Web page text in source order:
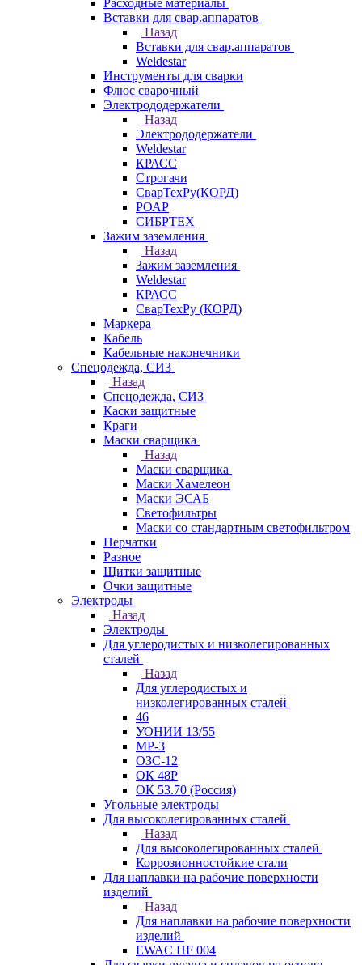
Расходные материалы
Вставки для свар.аппаратов
Назад
Вставки для свар.аппаратов
Weldestar
Инструменты для сварки
Флюс сварочный
Электрододержатели
Назад
Электрододержатели
Weldestar
КРАСС
Строгачи
СварТехРу(КОРД)
РОАР
СИБРТЕХ
Зажим заземления
Назад
Зажим заземления
Weldestar
КРАСС
СварТехРу (КОРД)
Маркера
Кабель
Кабельные наконечники
Спецодежда, СИЗ
Назад
Спецодежда, СИЗ
Каски защитные
Краги
Маски сварщика
Назад
Маски сварщика
Маски Хамелеон
Маски ЭСАБ
Светофильтры
Маски со стандартным светофильтром
Перчатки
Разное
Щитки защитные
Очки защитные
Электроды
Назад
Электроды
Для углеродистых и низколегированных
сталей
Назад
Для углеродистых и
низколегированных сталей
46
УОНИИ 13/55
МР-3
ОЗС-12
ОК 48Р
ОК 53.70 (Россия)
Угольные электроды
Для высоколегированных сталей
Назад
Для высоколегированных сталей
Коррозионностойкие стали
Для наплавки на рабочие поверхности
изделий
Назад
Для наплавки на рабочие поверхности
изделий
EWAC HF 004